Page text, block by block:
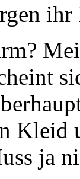
ihr
Kleid
ja